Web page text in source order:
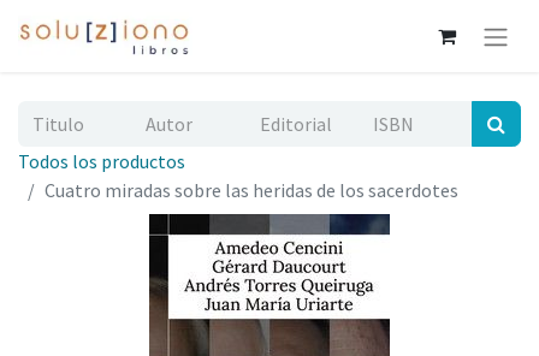
Todos los productos
Cuatro miradas sobre las heridas de los sacerdotes